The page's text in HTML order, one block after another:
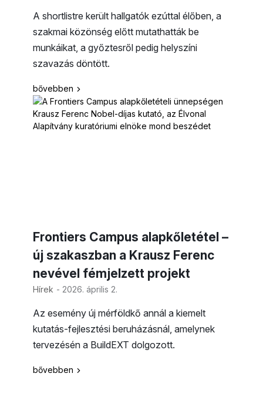
A shortlistre került hallgatók ezúttal élőben, a
szakmai közönség előtt mutathatták be
munkáikat, a győztesről pedig helyszíni
szavazás döntött.
bővebben
Frontiers Campus alapkőletétel –
új szakaszban a Krausz Ferenc
nevével fémjelzett projekt
Hírek - 2026. április 2.
Az esemény új mérföldkő annál a kiemelt
kutatás-fejlesztési beruházásnál, amelynek
tervezésén a BuildEXT dolgozott.
bővebben